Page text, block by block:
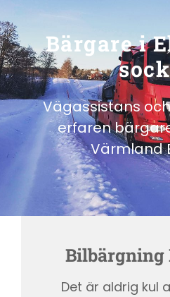
Bärgare i
Vägassistans
erfaren
Värmland
Bilbärgning
Det är aldrig kul